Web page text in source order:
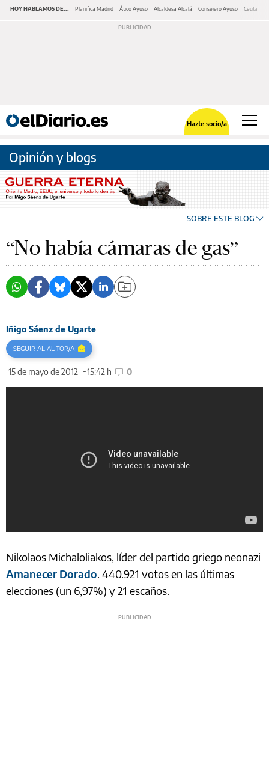
HOY HABLAMOS DE... Planifica Madrid Ático Ayuso Alcaldesa Alcalá Consejero Ayuso Ceuta
Hazte socio/a
Opinión y blogs
SOBRE ESTE BLOG
“No había cámaras de gas”
Iñigo Sáenz de Ugarte
15 de mayo de 2012 15:42 h 0
SEGUIR AL AUTOR/A
Nikolaos Michaloliakos, líder del partido griego neonazi
Amanecer Dorado. 440.921 votos en las últimas
elecciones (un 6,97%) y 21 escaños.